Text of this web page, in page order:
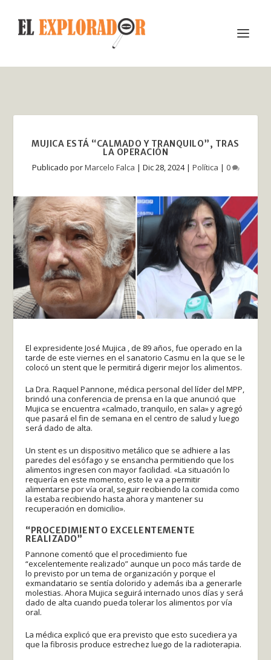
MUJICA ESTÁ “CALMADO Y TRANQUILO”, TRAS
LA OPERACIÓN
Publicado porMarcelo Falca | Dic 28, 2024| Política | 0
El expresidente José Mujica , de 89 años, fue operado en la
tarde de este viernes en el sanatorio Casmu en la que se le
colocó un stent que le permitirá digerir mejor los alimentos.
La Dra. Raquel Pannone, médica personal del líder del MPP,
brindó una conferencia de prensa en la que anunció que
Mujica se encuentra «calmado, tranquilo, en sala» y agregó
que pasará el fin de semana en el centro de salud y luego
será dado de alta.
Un stent es un dispositivo metálico que se adhiere a las
paredes del esófago y se ensancha permitiendo que los
alimentos ingresen con mayor facilidad. «La situación lo
requería en este momento, esto le va a permitir
alimentarse por vía oral, seguir recibiendo la comida como
la estaba recibiendo hasta ahora y mantener su
recuperación en domicilio».
“PROCEDIMIENTO EXCELENTEMENTE
REALIZADO”
Pannone comentó que el procedimiento fue
“excelentemente realizado” aunque un poco más tarde de
lo previsto por un tema de organización y porque el
exmandatario se sentía dolorido y además iba a generarle
molestias. Ahora Mujica seguirá internado unos días y será
dado de alta cuando pueda tolerar los alimentos por vía
oral.
La médica explicó que era previsto que esto sucediera ya
que la fibrosis produce estrechez luego de la radioterapia.